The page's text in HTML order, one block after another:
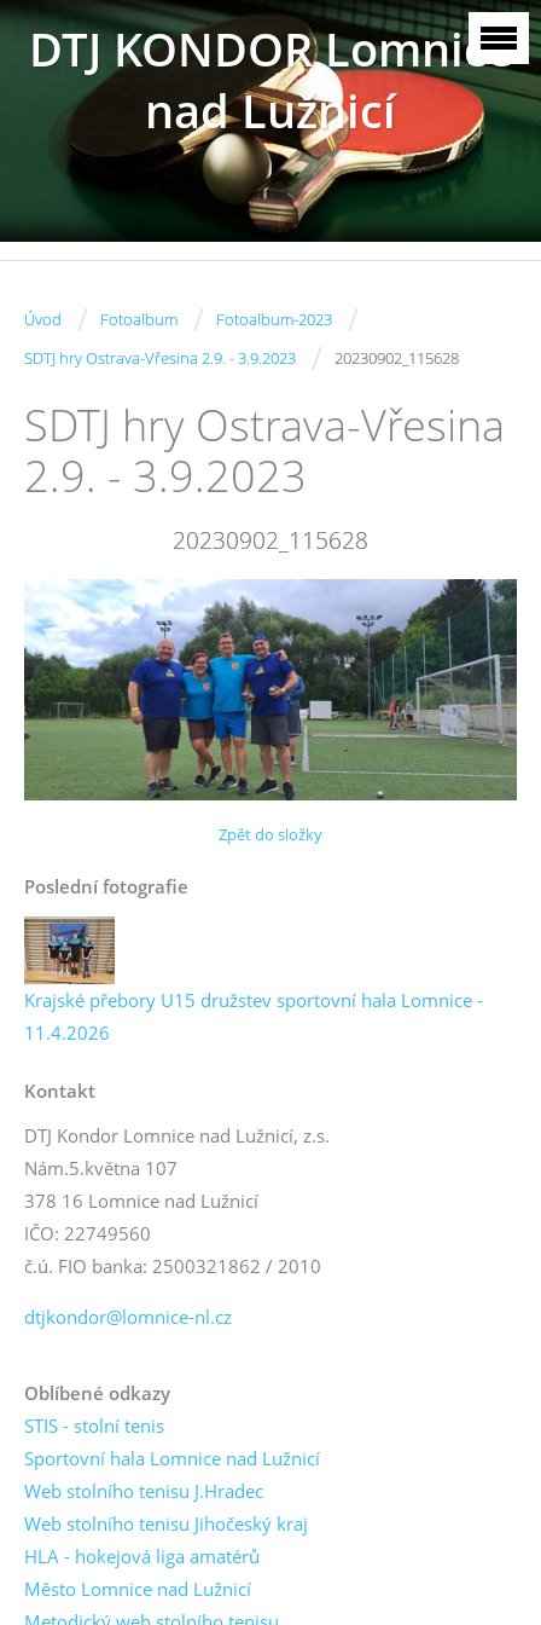
DTJ KONDOR Lomnice
nad Lužnicí
Úvod / Fotoalbum / Fotoalbum-2023 /
SDTJ hry Ostrava-Vřesina 2.9. - 3.9.2023 / 20230902_115628
SDTJ hry Ostrava-Vřesina
2.9. - 3.9.2023
20230902_115628
Zpět do složky
Poslední fotografie
Krajské přebory U15 družstev sportovní hala Lomnice -
11.4.2026
Kontakt
DTJ Kondor Lomnice nad Lužnicí, z.s.
Nám.5.května 107
378 16 Lomnice nad Lužnicí
IČO: 22749560
č.ú. FIO banka: 2500321862 / 2010
dtjkondor@lomnice-nl.cz
Oblíbené odkazy
STIS - stolní tenis
Sportovní hala Lomnice nad Lužnicí
Web stolního tenisu J.Hradec
Web stolního tenisu Jihočeský kraj
HLA - hokejová liga amatérů
Město Lomnice nad Lužnicí